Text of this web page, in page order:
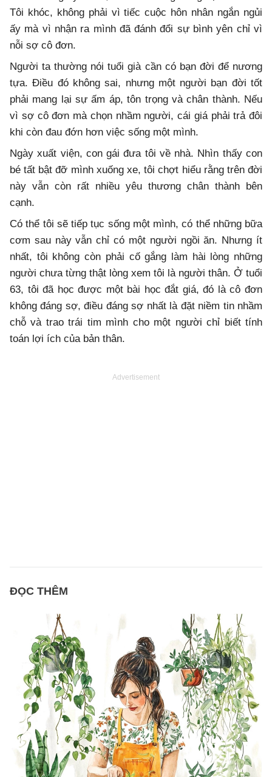
Tôi khóc, không phải vì tiếc cuộc hôn nhân ngắn ngủi
ấy mà vì nhận ra mình đã đánh đổi sự bình yên chỉ vì
nỗi sợ cô đơn.
Người ta thường nói tuổi già cần có bạn đời để nương
tựa. Điều đó không sai, nhưng một người bạn đời tốt
phải mang lại sự ấm áp, tôn trọng và chân thành. Nếu
vì sợ cô đơn mà chọn nhầm người, cái giá phải trả đôi
khi còn đau đớn hơn việc sống một mình.
Ngày xuất viện, con gái đưa tôi về nhà. Nhìn thấy con
bé tất bật đỡ mình xuống xe, tôi chợt hiểu rằng trên đời
này vẫn còn rất nhiều yêu thương chân thành bên
cạnh.
Có thể tôi sẽ tiếp tục sống một mình, có thể những bữa
cơm sau này vẫn chỉ có một người ngồi ăn. Nhưng ít
nhất, tôi không còn phải cố gắng làm hài lòng những
người chưa từng thật lòng xem tôi là người thân. Ở tuổi
63, tôi đã học được một bài học đắt giá, đó là cô đơn
không đáng sợ, điều đáng sợ nhất là đặt niềm tin nhầm
chỗ và trao trái tim mình cho một người chỉ biết tính
toán lợi ích của bản thân.
Advertisement
ĐỌC THÊM